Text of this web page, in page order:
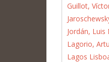
Guillot,
Jordán, Luis
Lagorio,
Lagos